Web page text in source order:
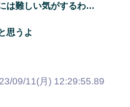
は難しい気がするわ…
思うよ
09/11(月) 12:29:55.89